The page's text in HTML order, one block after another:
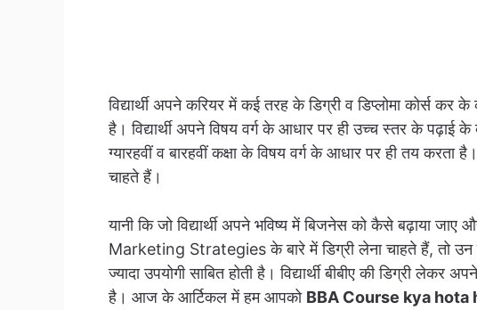
विद्यार्थी अपने करियर में कई तरह के डिग्री व डिप्लोमा कोर्स
है। विद्यार्थी अपने विषय वर्ग के आधार पर ही उच्च स्तर के पढ़ाई
ग्यारहवीं व बारहवीं कक्षा के विषय वर्ग के आधार पर ही तय करता
चाहते हैं।
यानी कि जो विद्यार्थी अपने भविष्य में बिजनेस को कैसे बढ़ाया
Marketing Strategies के बारे में डिग्री लेना चाहते हैं, तो उन
ज्यादा उपयोगी साबित होती है। विद्यार्थी बीबीए की डिग्री
है। आज के आर्टिकल में हम आपको BBA Course kya hota